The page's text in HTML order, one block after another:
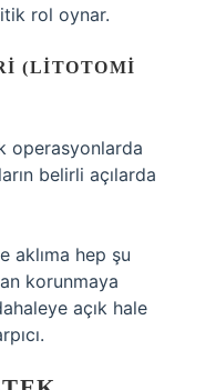
rol oynar.
(LITOTOMI
operasyonlarda
belirli açılarda
aklıma hep şu
korunmaya
açık hale